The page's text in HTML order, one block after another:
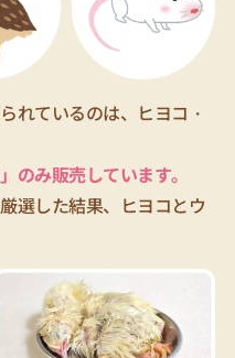
れているのは、ヒヨコ・
のみ販売しています。
選した結果、ヒヨコとウ